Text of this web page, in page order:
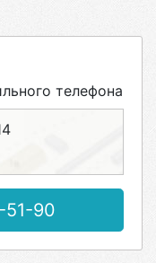
телефона
51-90